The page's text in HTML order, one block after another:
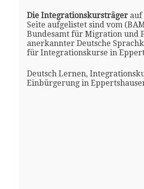
Die Integrationskursträgerauf
Seite aufgelistet sind vom
Bundesamt für Migration und
anerkannter Deutsche
für Integrationskurse in
Deutsch Lernen,
Einbürgerung in